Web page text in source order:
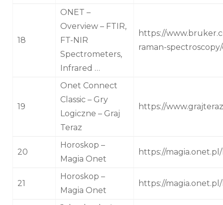
18
ONET –
Overview – FTIR,
FT-NIR
Spectrometers,
Infrared …
https://
raman-
19
Onet Connect
Classic – Gry
Logiczne – Graj
Teraz
https://
20
Horoskop –
Magia Onet
https://
21
Horoskop –
Magia Onet
https://